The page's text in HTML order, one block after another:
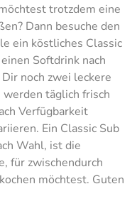
trotzdem eine
Dann besuche den
ein köstliches Classic
Softdrink nach
noch zwei leckere
täglich frisch
Verfügbarkeit
Ein Classic Sub
Wahl, ist die
für zwischendurch
möchtest. Guten